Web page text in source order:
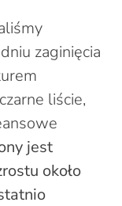
zaginięcia
liście,
jest
około